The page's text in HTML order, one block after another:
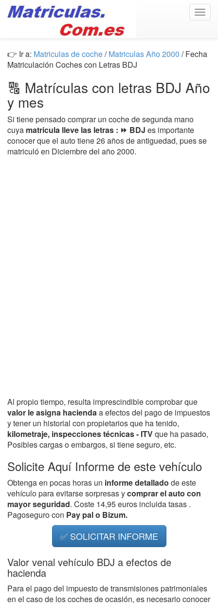
👉 Ir a: Matriculas de coche/Matriculas Año 2000 / Fecha
Matriculación Coches con Letras BDJ
🔠 Matrículas con letras BDJ Año
y mes
Si tiene pensado comprar un coche de segunda mano
cuya matricula lleve las letras : ⏩ BDJ es importante
conocer que el auto tiene 26 años de antiguedad, pues se
matriculó en Diciembre del año 2000.
Al propio tiempo, resulta imprescindible comprobar que
valor le asigna haciendaa efectos del pago de impuestos
y tener un historial con propietarios que ha tenido,
kilometraje, inspecciones técnicas - ITVque ha pasado,
Posibles cargas o embargos, si tiene seguro, etc.
Solicite Aquí Informe de este vehículo
Obtenga en pocas horas un informe detallado de este
vehículo para evitarse sorpresas ycomprar el auto con
mayor seguridad. Coste 14,95 euros incluida tasas .
Pagoseguro con Pay pal o Bizum.
✅ SOLICITAR INFORME
Valor venal vehículo BDJ a efectos de
hacienda
Para el pago del impuesto de transmisiones patrimoniales
en el caso de los coches de ocasión, es necesario conocer